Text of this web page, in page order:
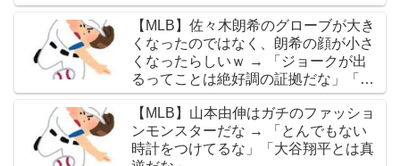
けるのはほんの一握りだからな」「大
谷の名前を出したのはクリック数稼ぎ
でしかないわ」
【MLB】佐々木朗希のグローブが大き
くなったのではなく、朗希の顔が小さ
くなったらしいｗ → 「ジョークが出
るってことは絶好調の証拠だな」「癖
なのか精神的なものなのか分からない
がいい方向に進んだのはいいことだ」
【MLB】山本由伸はガチのファッショ
ンモンスターだな → 「とんでもない
時計をつけてるな」「大谷翔平とは真